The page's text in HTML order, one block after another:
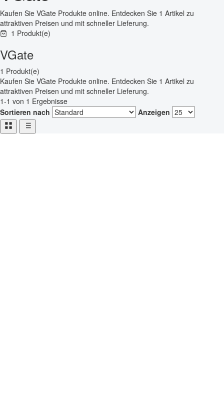
Kaufen Sie VGate Produkte online. Entdecken Sie 1 Artikel zu
attraktiven Preisen und mit schneller Lieferung.
1 Produkt(e)
VGate
1 Produkt(e)
Kaufen Sie VGate Produkte online. Entdecken Sie 1 Artikel zu
attraktiven Preisen und mit schneller Lieferung.
1-1 von 1 Ergebnisse
Sortieren nach
Anzeigen